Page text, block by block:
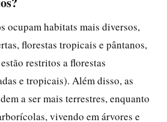
ocupam habitats mais diversos,
florestas tropicais e pântanos,
restritos a florestas
e tropicais). Além disso, as
a ser mais terrestres, enquanto
vivendo em árvores e